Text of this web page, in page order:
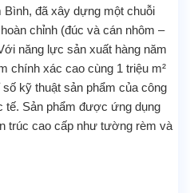
Bình, đã xây dựng một chuỗi
chỉnh (đúc và cán nhôm –
năng lực sản xuất hàng năm
chính xác cao cùng 1 triệu m²
kỹ thuật sản phẩm của công
tế. Sản phẩm được ứng dụng
trúc cao cấp như tường rèm và